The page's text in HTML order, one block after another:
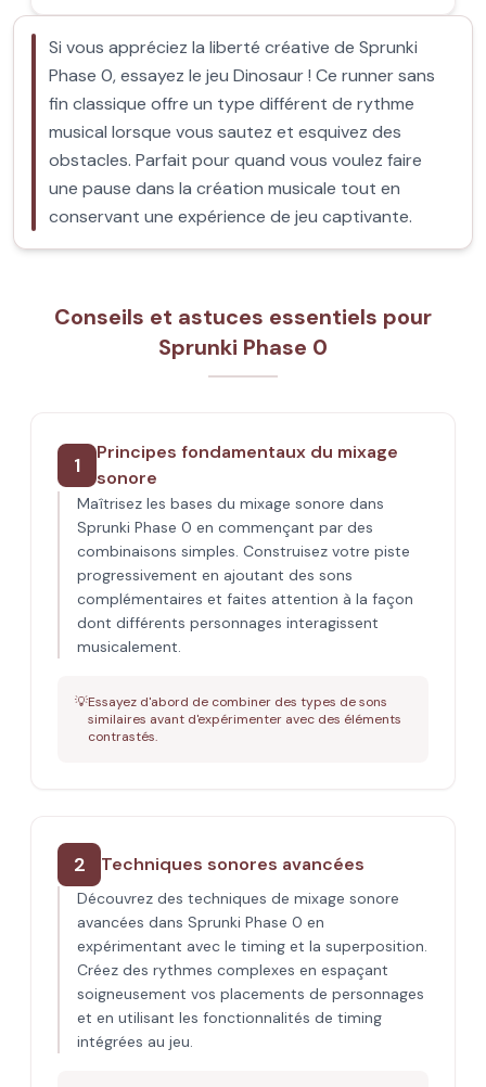
Si vous appréciez la liberté créative de Sprunki
Phase 0, essayez le jeu Dinosaur ! Ce runner sans
fin classique offre un type différent de rythme
musical lorsque vous sautez et esquivez des
obstacles. Parfait pour quand vous voulez faire
une pause dans la création musicale tout en
conservant une expérience de jeu captivante.
Conseils et astuces essentiels pour
Sprunki Phase 0
1
Principes fondamentaux du mixage
sonore
Maîtrisez les bases du mixage sonore dans
Sprunki Phase 0 en commençant par des
combinaisons simples. Construisez votre piste
progressivement en ajoutant des sons
complémentaires et faites attention à la façon
dont différents personnages interagissent
musicalement.
💡Essayez d'abord de combiner des types de sons
similaires avant d'expérimenter avec des éléments
contrastés.
2 Techniques sonores avancées
Découvrez des techniques de mixage sonore
avancées dans Sprunki Phase 0 en
expérimentant avec le timing et la superposition.
Créez des rythmes complexes en espaçant
soigneusement vos placements de personnages
et en utilisant les fonctionnalités de timing
intégrées au jeu.